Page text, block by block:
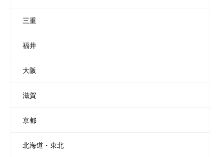
三重
福井
大阪
滋賀
京都
北海道・東北